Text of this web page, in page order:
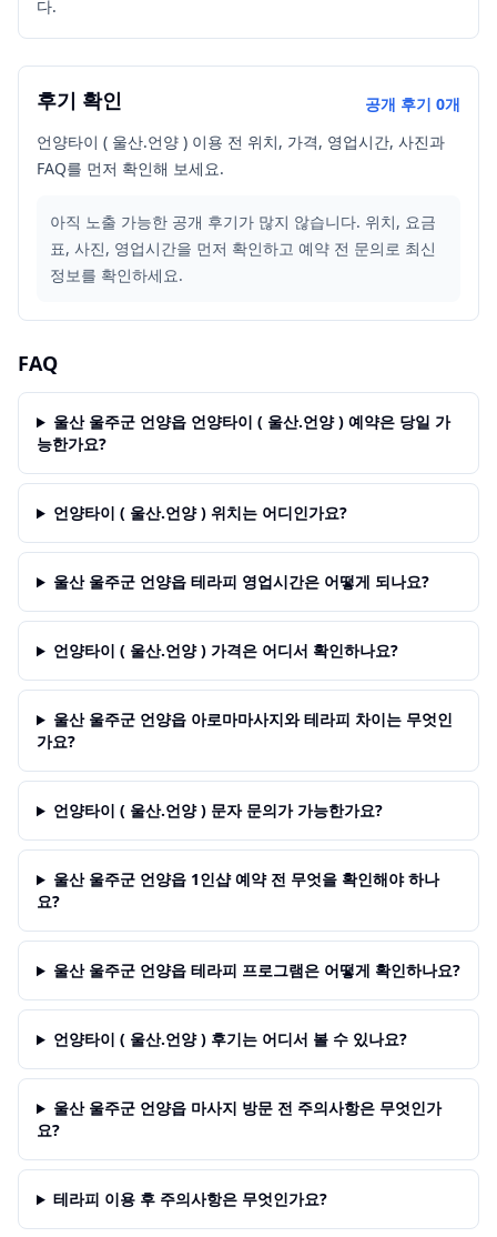
다.
후기 확인 공개 후기 0개
언양타이 ( 울산.언양 ) 이용 전 위치, 가격, 영업시간, 사진과
FAQ를 먼저 확인해 보세요.
아직 노출 가능한 공개 후기가 많지 않습니다. 위치, 요금
표, 사진, 영업시간을 먼저 확인하고 예약 전 문의로 최신
정보를 확인하세요.
FAQ
울산 울주군 언양읍 언양타이 ( 울산.언양 ) 예약은 당일 가
능한가요?
언양타이 ( 울산.언양 ) 위치는 어디인가요?
울산 울주군 언양읍 테라피 영업시간은 어떻게 되나요?
언양타이 ( 울산.언양 ) 가격은 어디서 확인하나요?
울산 울주군 언양읍 아로마마사지와 테라피 차이는 무엇인
가요?
언양타이 ( 울산.언양 ) 문자 문의가 가능한가요?
울산 울주군 언양읍 1인샵 예약 전 무엇을 확인해야 하나
요?
울산 울주군 언양읍 테라피 프로그램은 어떻게 확인하나요?
언양타이 ( 울산.언양 ) 후기는 어디서 볼 수 있나요?
울산 울주군 언양읍 마사지 방문 전 주의사항은 무엇인가
요?
테라피 이용 후 주의사항은 무엇인가요?